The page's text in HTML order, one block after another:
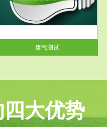
废气测试
大优势